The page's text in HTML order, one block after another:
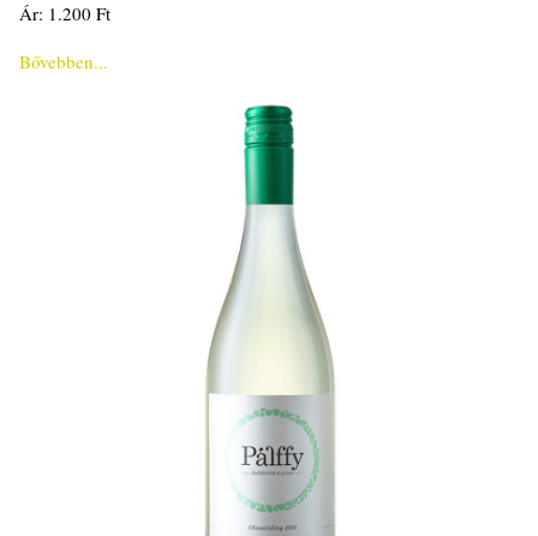
Ár: 1.200 Ft
Bővebben...